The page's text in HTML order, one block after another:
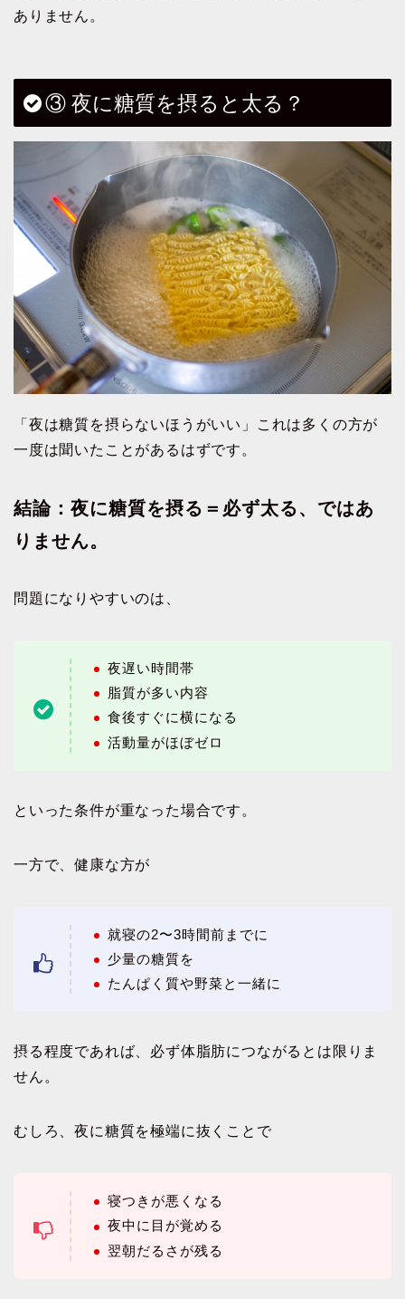
ありません。
③ 夜に糖質を摂ると太る？
「夜は糖質を摂らないほうがいい」これは多くの方が
一度は聞いたことがあるはずです。
結論：夜に糖質を摂る＝必ず太る、ではあ
りません。
問題になりやすいのは、
夜遅い時間帯
脂質が多い内容
食後すぐに横になる
活動量がほぼゼロ
といった条件が重なった場合です。
一方で、健康な方が
就寝の2〜3時間前までに
少量の糖質を
たんぱく質や野菜と一緒に
摂る程度であれば、必ず体脂肪につながるとは限りま
せん。
むしろ、夜に糖質を極端に抜くことで
寝つきが悪くなる
夜中に目が覚める
翌朝だるさが残る